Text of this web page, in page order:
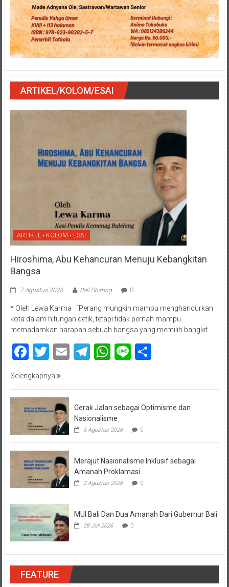
ARTIKEL/KOLOM/ESAI
ARTIKEL • KOLOM • ESAI
Hiroshima, Abu Kehancuran Menuju Kebangkitan
Bangsa
7 Agustus 2026 Bali Sharing 0
* Oleh Lewa Karma “Perang mungkin mampu menghancurkan
kota dalam hitungan detik, tetapi tidak pernah mampu
memadamkan harapan sebuah bangsa yang memilih bangkit
Facebook
Twitter
EmailTelegram
WhatsApp
Line
Selengkapnya
Gerak Jalan sebagai Optimisme dan
Nasionalisme
5 Agustus 2026 0
Merajut Nasionalisme Inklusif sebagai
Amanah Proklamasi
2 Agustus 2026 0
MUI Bali Dan Dua Amanah Dari Gubernur Bali
28 Juli 2026 0
FEATURE